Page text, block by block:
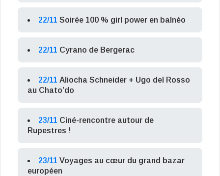
22/11 Soirée 100 % girl power en balnéo
22/11 Cyrano de Bergerac
22/11 Aliocha Schneider + Ugo del Rosso
au Chato’do
23/11 Ciné-rencontre autour de
Rupestres !
23/11 Voyages au cœur du grand bazar
européen